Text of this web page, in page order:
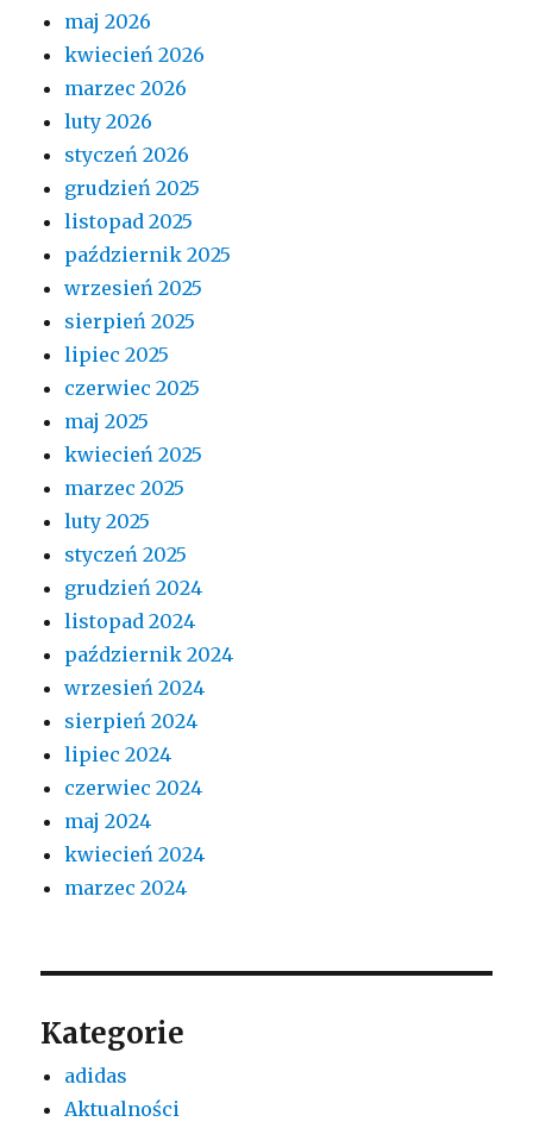
maj 2026
kwiecień 2026
marzec 2026
luty 2026
styczeń 2026
grudzień 2025
listopad 2025
październik 2025
wrzesień 2025
sierpień 2025
lipiec 2025
czerwiec 2025
maj 2025
kwiecień 2025
marzec 2025
luty 2025
styczeń 2025
grudzień 2024
listopad 2024
październik 2024
wrzesień 2024
sierpień 2024
lipiec 2024
czerwiec 2024
maj 2024
kwiecień 2024
marzec 2024
Kategorie
adidas
Aktualności